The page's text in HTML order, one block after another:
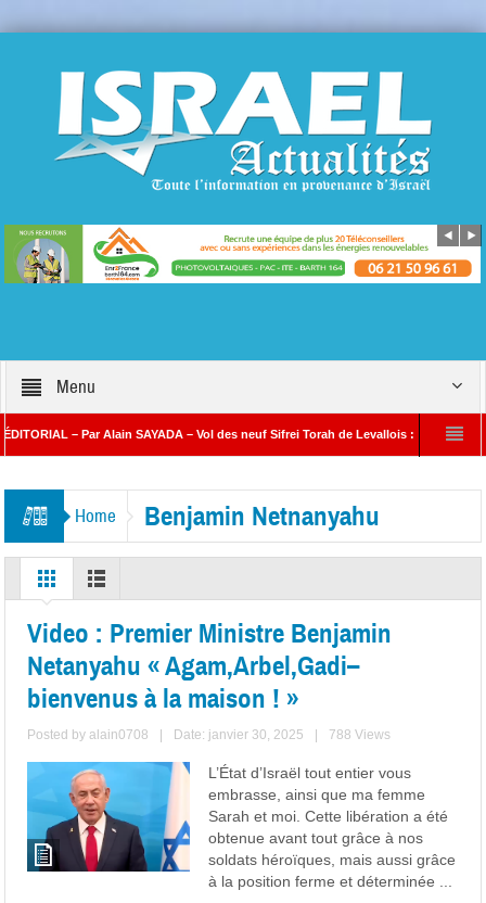
Menu
– Par Alain SAYADA – Vol des neuf Sifrei Torah de Levallois : jusqu’à quand le
Home Benjamin Netnanyahu
Video : Premier Ministre Benjamin
Netanyahu « Agam,Arbel,Gadi–
bienvenus à la maison ! »
Posted byalain0708 Date: janvier 30, 2025 788 Views
L’État d’Israël tout entier vous
embrasse, ainsi que ma femme
Sarah et moi. Cette libération a été
obtenue avant tout grâce à nos
soldats héroïques, mais aussi grâce
à la position ferme et déterminée ...